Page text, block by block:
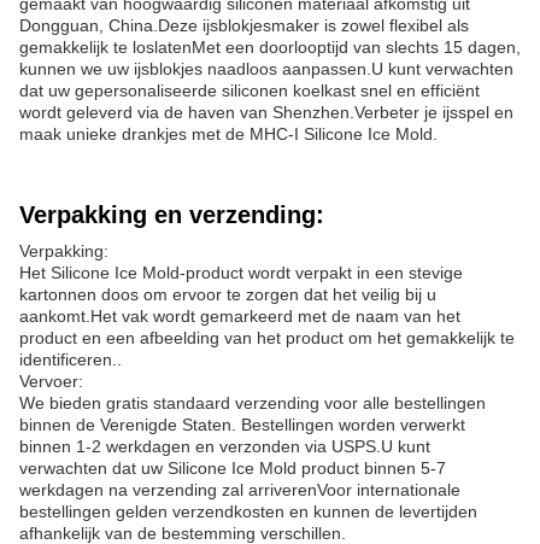
Dongguan, China.Deze ijsblokjesmaker is zowel flexibel als
gemakkelijk te loslatenMet een doorlooptijd van slechts 15 dagen,
kunnen we uw ijsblokjes naadloos aanpassen.U kunt verwachten
dat uw gepersonaliseerde siliconen koelkast snel en efficiënt
wordt geleverd via de haven van Shenzhen.Verbeter je ijsspel en
maak unieke drankjes met de MHC-I Silicone Ice Mold.
Verpakking en verzending:
Verpakking:
Het Silicone Ice Mold-product wordt verpakt in een stevige
kartonnen doos om ervoor te zorgen dat het veilig bij u
aankomt.Het vak wordt gemarkeerd met de naam van het
product en een afbeelding van het product om het gemakkelijk te
identificeren..
Vervoer:
We bieden gratis standaard verzending voor alle bestellingen
binnen de Verenigde Staten. Bestellingen worden verwerkt
binnen 1-2 werkdagen en verzonden via USPS.U kunt
verwachten dat uw Silicone Ice Mold product binnen 5-7
werkdagen na verzending zal arriverenVoor internationale
bestellingen gelden verzendkosten en kunnen de levertijden
afhankelijk van de bestemming verschillen.